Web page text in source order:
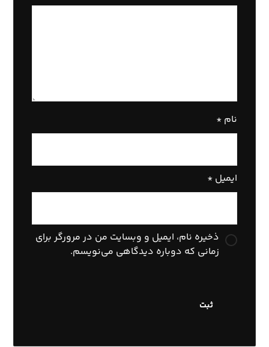
نام *
ایمیل *
ذخیره نام، ایمیل و وبسایت من در مرورگر برای
زمانی که دوباره دیدگاهی می‌نویسم.